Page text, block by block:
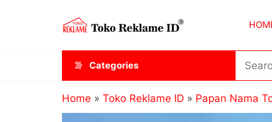
ID
Categories
Home » Toko Reklame ID » Papan Nama